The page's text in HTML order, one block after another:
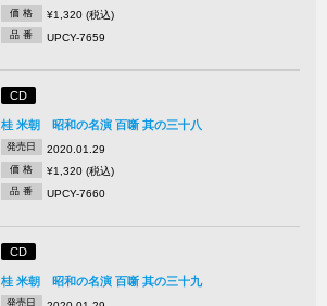
価 格 ¥1,320 (税込)
品 番 UPCY-7659
CD
桂 米朝 昭和の名演 百噺 其の三十八
発売日 2020.01.29
価 格 ¥1,320 (税込)
品 番 UPCY-7660
CD
桂 米朝 昭和の名演 百噺 其の三十九
発売日